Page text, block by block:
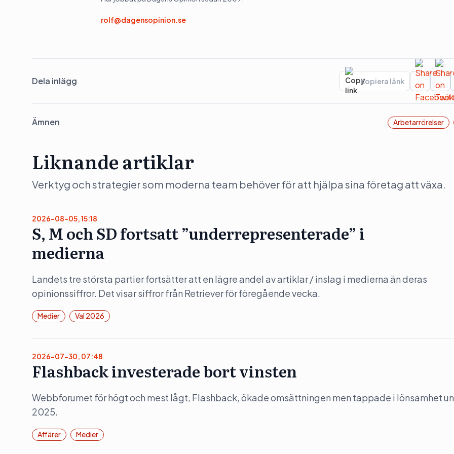
rolf@dagensopinion.se
Dela inlägg Kopiera länk
Ämnen Arbetarrörelser
Liknande artiklar
Verktyg och strategier som moderna team behöver för att hjälpa sina företag att växa.
2026-08-05, 15:18
S, M och SD fortsatt ”underrepresenterade” i
medierna
Landets tre största partier fortsätter att en lägre andel av artiklar / inslag i medierna än deras
opinionssiffror. Det visar siffror från Retriever för föregående vecka.
Medier Val 2026
2026-07-30, 07:48
Flashback investerade bort vinsten
Webbforumet för högt och mest lågt, Flashback, ökade omsättningen men tappade i lönsamhet
2025.
Affärer Medier